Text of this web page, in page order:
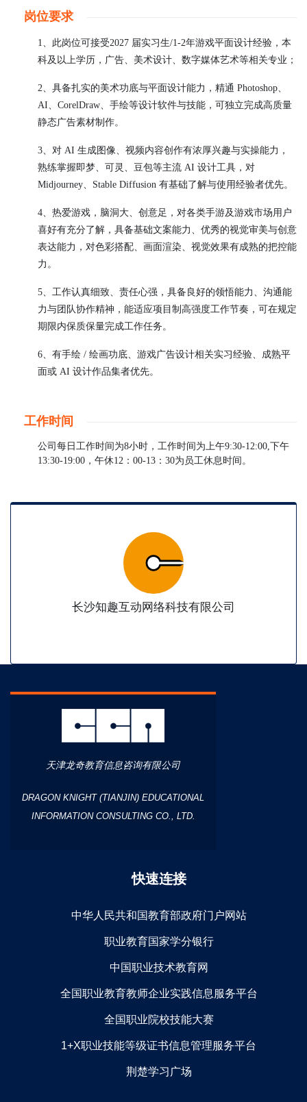
岗位要求
1、此岗位可接受2027 届实习生/1-2年游戏平面设计经验，本
科及以上学历，广告、美术设计、数字媒体艺术等相关专业；
2、具备扎实的美术功底与平面设计能力，精通 Photoshop、
AI、CorelDraw、手绘等设计软件与技能，可独立完成高质量
静态广告素材制作。
3、对 AI 生成图像、视频内容创作有浓厚兴趣与实操能力，
熟练掌握即梦、可灵、豆包等主流 AI 设计工具，对
Midjourney、Stable Diffusion 有基础了解与使用经验者优先。
4、热爱游戏，脑洞大、创意足，对各类手游及游戏市场用户
喜好有充分了解，具备基础文案能力、优秀的视觉审美与创意
表达能力，对色彩搭配、画面渲染、视觉效果有成熟的把控能
力。
5、工作认真细致、责任心强，具备良好的领悟能力、沟通能
力与团队协作精神，能适应项目制高强度工作节奏，可在规定
期限内保质保量完成工作任务。
6、有手绘 / 绘画功底、游戏广告设计相关实习经验、成熟平
面或 AI 设计作品集者优先。
工作时间
公司每日工作时间为8小时，工作时间为上午9:30-12:00,下午
13:30-19:00，午休12：00-13：30为员工休息时间。
长沙知趣互动网络科技有限公司
天津龙奇教育信息咨询有限公司
DRAGON KNIGHT (TIANJIN) EDUCATIONAL
INFORMATION CONSULTING CO., LTD.
快速连接
中华人民共和国教育部政府门户网站
职业教育国家学分银行
中国职业技术教育网
全国职业教育教师企业实践信息服务平台
全国职业院校技能大赛
1+X职业技能等级证书信息管理服务平台
荆楚学习广场